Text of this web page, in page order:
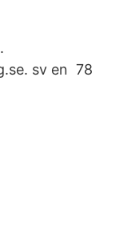
sv en 78